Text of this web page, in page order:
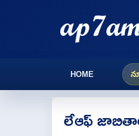
HOME
లేఆఫ్